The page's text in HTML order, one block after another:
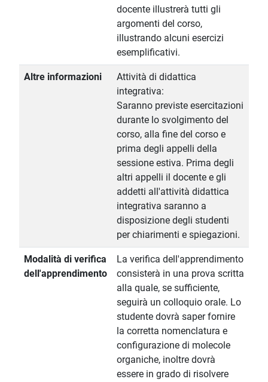
docente illustrerà tutti gli
argomenti del corso,
illustrando alcuni esercizi
esemplificativi.
Altre informazioni
Attività di didattica
integrativa:
Saranno previste esercitazioni
durante lo svolgimento del
corso, alla fine del corso e
prima degli appelli della
sessione estiva. Prima degli
altri appelli il docente e gli
addetti all'attività didattica
integrativa saranno a
disposizione degli studenti
per chiarimenti e spiegazioni.
Modalità di verifica
dell'apprendimento
La verifica dell'apprendimento
consisterà in una prova scritta
alla quale, se sufficiente,
seguirà un colloquio orale. Lo
studente dovrà saper fornire
la corretta nomenclatura e
configurazione di molecole
organiche, inoltre dovrà
essere in grado di risolvere